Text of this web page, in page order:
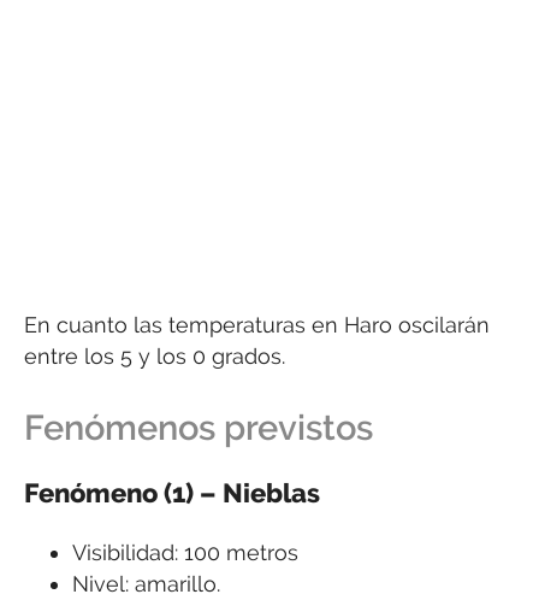
En cuanto las temperaturas en Haro oscilarán
entre los 5 y los 0 grados.
Fenómenos previstos
Fenómeno (1) – Nieblas
Visibilidad: 100 metros
Nivel: amarillo.